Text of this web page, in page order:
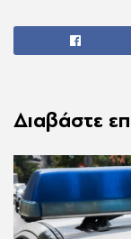
Διαβάστε